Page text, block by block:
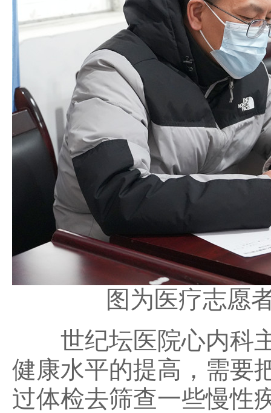
图为医疗志愿
世纪坛医院心内科主
健康水平的提高，需要
过体检去筛查一些慢性